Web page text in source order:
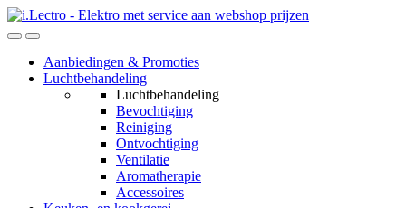
Skip
to
Skip
to
Aanbiedingen & Promoties
Luchtbehandeling
Luchtbehandeling
Bevochtiging
Reiniging
Ontvochtiging
Ventilatie
Aromatherapie
Accessoires